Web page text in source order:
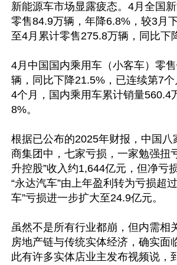
新能源车市场显露疲态。4月全国
零售84.9万辆，年降6.8%，较3月
至4月累计零售275.8万辆，同比下
4月中国国内乘用车（小客车）零
辆，同比下降21.5%，已连续第7
4个月，国内乘用车累计销量560.4
8%。
根据已公布的2025年财报，中国八
商集团中，七家亏损，一家勉强扭
升控股”收入约1,644亿元，但净亏
“永达汽车”由上年盈利转为亏损超
车”亏损进一步扩大至24.9亿元。
虽然不是所有行业都崩，但内需相
房地产链与传统实体经济，确实面
此有许多实体店业主发布视频说，